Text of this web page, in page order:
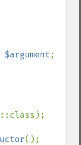
$argument;